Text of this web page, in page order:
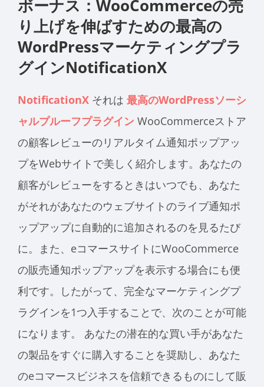
ボーナス：WooCommerceの売
り上げを伸ばすための最高の
WordPressマーケティングプラ
グインNotificationX
NotificationX それは 最高のWordPressソーシ
ャルプルーフプラグイン WooCommerceストア
の顧客レビューのリアルタイム通知ポップアッ
プをWebサイトで美しく紹介します。あなたの
顧客がレビューをするときはいつでも、あなた
がそれがあなたのウェブサイトのライブ通知ポ
ップアップに自動的に追加されるのを見るたび
に。また、eコマースサイトにWooCommerce
の販売通知ポップアップを表示する場合にも便
利です。したがって、完全なマーケティングプ
ラグインを1つ入手することで、次のことが可能
になります。 あなたの潜在的な買い手があなた
の製品をすぐに購入することを奨励し、あなた
のeコマースビジネスを信頼できるものにして販